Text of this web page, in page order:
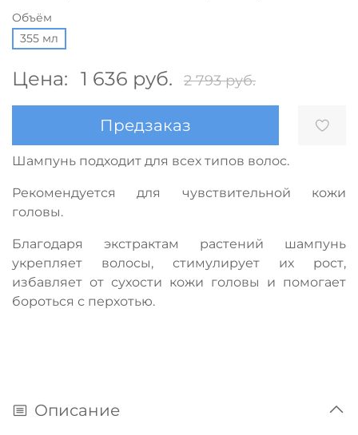
Объём
355 мл
Цена: 1 636 руб. 2 793 руб.
Предзаказ
Шампунь подходит для всех типов волос.
Рекомендуется для чувствительной кожи
головы.
Благодаря экстрактам растений шампунь
укрепляет волосы, стимулирует их рост,
избавляет от сухости кожи головы и помогает
бороться с перхотью.
Описание